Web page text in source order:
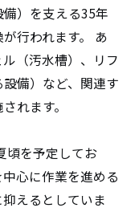
）を支える35年
行われます。 あ
（汚水槽）、リフ
備）など、関連す
れます。
頃を予定してお
心に作業を進める
えるとしていま